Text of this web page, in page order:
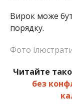
Вирок може
порядку.
Фото
Читайте
без